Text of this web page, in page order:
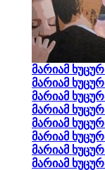
მარიამ
მარიამ
მარიამ
მარიამ
მარიამ
მარიამ
მარიამ
მარიამ